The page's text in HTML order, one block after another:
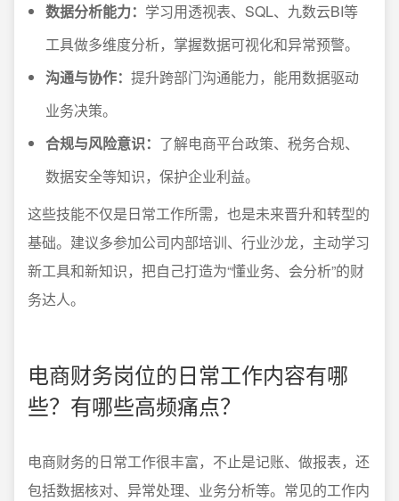
数据分析能力： 学习用透视表、SQL、九数云BI等
工具做多维度分析，掌握数据可视化和异常预警。
沟通与协作： 提升跨部门沟通能力，能用数据驱动
业务决策。
合规与风险意识： 了解电商平台政策、税务合规、
数据安全等知识，保护企业利益。
这些技能不仅是日常工作所需，也是未来晋升和转型的
基础。建议多参加公司内部培训、行业沙龙，主动学习
新工具和新知识，把自己打造为“懂业务、会分析”的财
务达人。
电商财务岗位的日常工作内容有哪
些？有哪些高频痛点？
电商财务的日常工作很丰富，不止是记账、做报表，还
包括数据核对、异常处理、业务分析等。常见的工作内